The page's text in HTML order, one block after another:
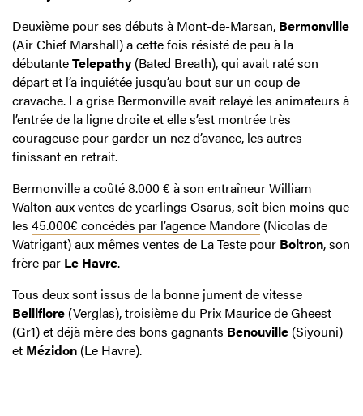
Deuxième pour ses débuts à Mont-de-Marsan, Bermonville
(Air Chief Marshall) a cette fois résisté de peu à la
débutanteTelepathy (Bated Breath), qui avait raté son
départ et l’a inquiétée jusqu’au bout sur un coup de
cravache. La grise Bermonville avait relayé les animateurs à
l’entrée de la ligne droite et elle s’est montrée très
courageuse pour garder un nez d’avance, les autres
finissant en retrait.
Bermonville a coûté 8.000 € à son entraîneur William
Walton aux ventes de yearlings Osarus, soit bien moins que
les 45.000€ concédés par l’agence Mandore (Nicolas de
Watrigant) aux mêmes ventes de La Teste pour Boitron, son
frère par Le Havre.
Tous deux sont issus de la bonne jument de vitesse
Belliflore (Verglas), troisième du Prix Maurice de Gheest
(Gr1) et déjà mère des bons gagnants Benouville (Siyouni)
et Mézidon (Le Havre).